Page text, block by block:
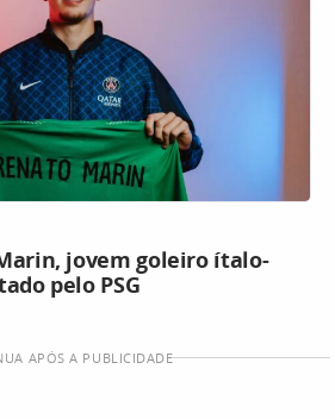
jovem goleiro ítalo-
pelo PSG
APÓS A PUBLICIDADE